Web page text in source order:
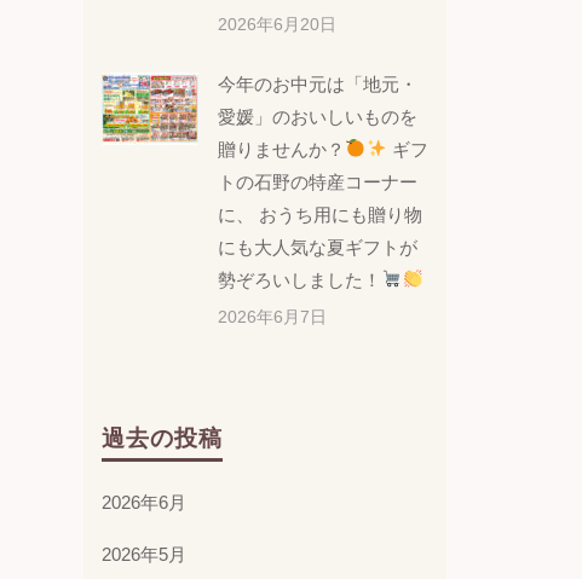
2026年6月20日
今年のお中元は「地元・
愛媛」のおいしいものを
贈りませんか？
ギフ
トの石野の特産コーナー
に、 おうち用にも贈り物
にも大人気な夏ギフトが
勢ぞろいしました！
2026年6月7日
過去の投稿
2026年6月
2026年5月